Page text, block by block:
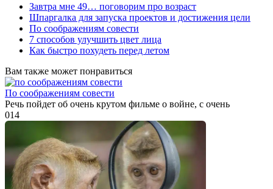
Завтра мне 49… поговорим про возраст
Шпаргалка для запуска проектов и достижения цели
По соображениям совести
7 способов улучшить цвет лица
Как быстро похудеть перед летом
Вам также может понравиться
По соображениям совести
Речь пойдет об очень крутом фильме о войне, с очень
014